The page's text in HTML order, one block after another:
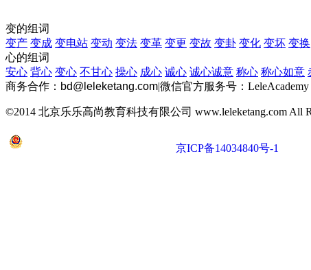
变的组词
变产 变成 变电站 变动 变法 变革 变更 变故 变卦 变化 变坏 变换
心的组词
安心 背心 变心 不甘心 操心 成心 诚心 诚心诚意 称心 称心如意
商务合作： bd@leleketang.com|微信官方服务号：
©2014 北京乐乐高尚教育科技有限公司 www.leleketang.com All
京ICP备14034840号-1